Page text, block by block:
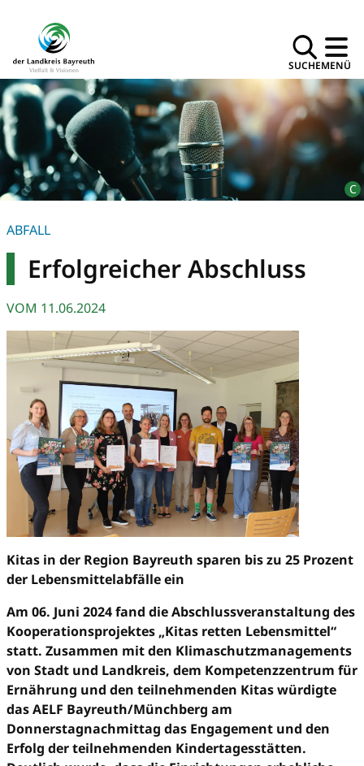
SUCHEMENÜ
ABFALL
Erfolgreicher Abschluss
VOM 11.06.2024
Kitas in der Region Bayreuth sparen bis zu 25 Prozent
der Lebensmittelabfälle ein
Am 06. Juni 2024 fand die Abschlussveranstaltung des
Kooperationsprojektes „Kitas retten Lebensmittel“
statt. Zusammen mit den Klimaschutzmanagements
von Stadt und Landkreis, dem Kompetenzzentrum für
Ernährung und den teilnehmenden Kitas würdigte
das AELF Bayreuth/Münchberg am
Donnerstagnachmittag das Engagement und den
Erfolg der teilnehmenden Kindertagesstätten.